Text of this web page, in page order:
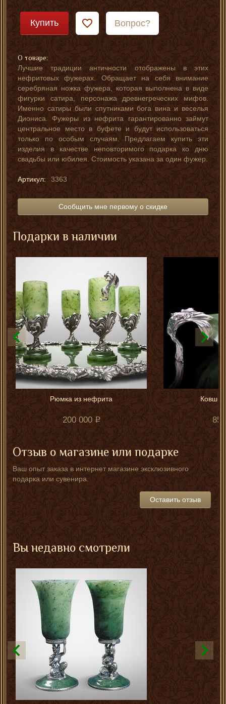
Купить Вопрос?
О товаре:
Лучшие традиции античности отображены в этих
нефритовых фужерах. Обращает на себя внимание
серебряная ножка фужера, которая выполнена в виде
фигурки сатира, персонажа древнегреческих мифов.
Именно сатиры были спутниками бога вина и веселья
Диониса. Фужеры из нефрита гарантированно займут
центральное место в буфете и будут использоваться
только по особым случаям. Предлагаем купить эти
изделия в качестве неповторимого подарка ко дню
свадьбы или юбилея. Стоимость указана за один фужер.
Артикул: 3363
Сообщить мне первому о скидке
Подарки в наличии
Рюмка из нефрита
200 000
Ковш
85
Отзыв о магазине или подарке
Ваш опыт заказа в интернет магазине эксклюзивного
подарка или сувенира.
Оставить отзыв
Вы недавно смотрели